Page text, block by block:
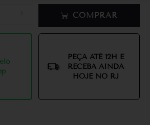
+ COMPRAR
PEÇA ATÉ 12H E
RECEBA AINDA
HOJE NO RJ